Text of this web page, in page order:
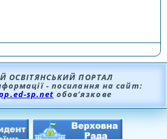
cайт «Природа та інформатика»
ОСВІТЯНСЬКИЙ ПОРТАЛ
- посилання на сайт:
sp.net обов’язкове